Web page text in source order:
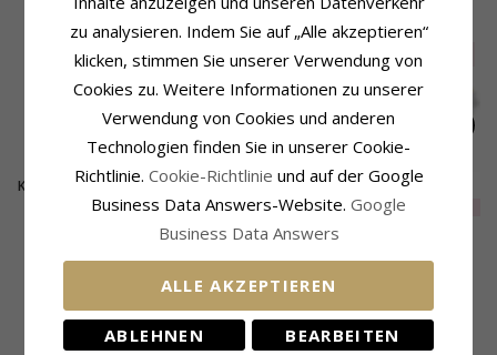
KUNDEN KAUFTEN AUCH
Klein Anker Anhänger
aus vergoldetem
CHANTI Preis 53,-
Glaube-Hoffnung-
Liebe Anhänger aus
Sterlingsilber
CHANTI Preis 74,-
SALE
Panzer Ring aus
vergoldetem
Sterlingsilber
EXTRA
KÜRZLICH ANGESEHENE PRODUKTE
zu analysieren. Indem Sie auf „Alle akzeptieren“
klicken, stimmen Sie unserer Verwendung von
Cookies zu. Weitere Informationen zu unserer
Verwendung von Cookies und anderen
Technologien finden Sie in unserer Cookie-
Richtlinie. Cookie-Richtlinie und auf der Google
Business Data Answers-Website. Google
Business Data Answers
ALLE AKZEPTIEREN
ABLEHNEN BEARBEITEN